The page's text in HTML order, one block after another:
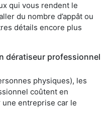
qui vous rendent le
du nombre d’appât ou
détails encore plus
dératiseur professionnel
physiques), les
coûtent en
entreprise car le